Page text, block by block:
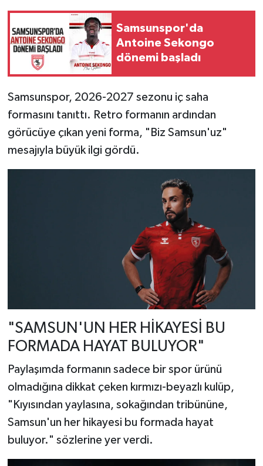
Samsunspor'da
Antoine Sekongo
dönemi başladı
Samsunspor, 2026-2027 sezonu iç saha
formasını tanıttı. Retro formanın ardından
görücüye çıkan yeni forma, "Biz Samsun'uz"
mesajıyla büyük ilgi gördü.
"SAMSUN'UN HER HİKAYESİ BU
FORMADA HAYAT BULUYOR"
Paylaşımda formanın sadece bir spor ürünü
olmadığına dikkat çeken kırmızı-beyazlı kulüp,
"Kıyısından yaylasına, sokağından tribününe,
Samsun'un her hikayesi bu formada hayat
buluyor." sözlerine yer verdi.